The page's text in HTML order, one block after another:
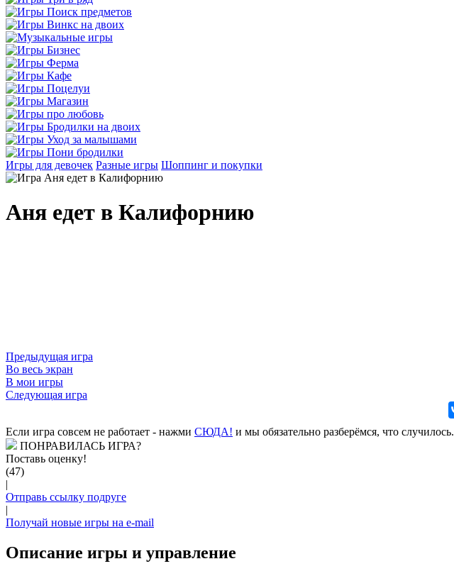
Игры для девочек Разные игры Шоппинг и покупки
Аня едет в Калифорнию
Предыдущая игра
Во весь экран
В мои игры
Следующая игра
Если игра совсем не работает - нажми CЮДА! и мы обязательно разберёмся, что случилось.
ПОНРАВИЛАСЬ ИГРА?
Поставь оценку!
(47)
|
Отправь ссылку подруге
|
Получай новые игры на e-mail
Описание игры и управление